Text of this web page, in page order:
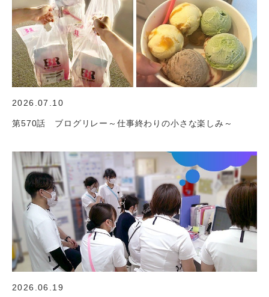
2026.07.10
第570話 ブログリレー～仕事終わりの小さな楽しみ～
2026.06.19